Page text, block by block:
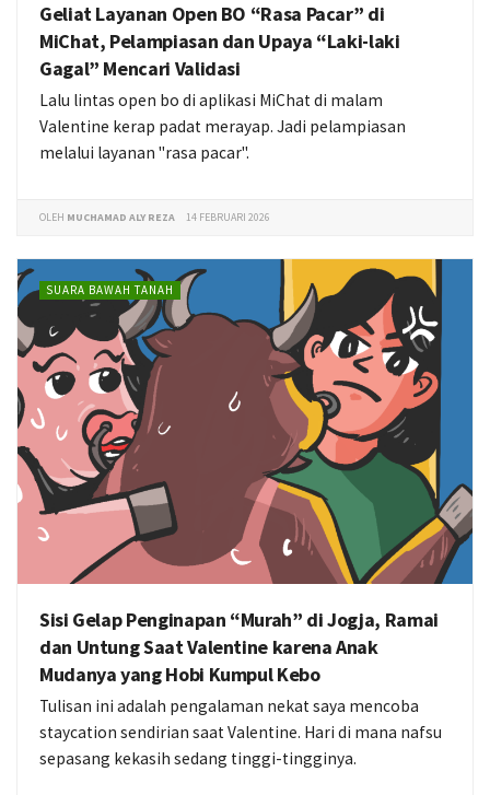
Geliat Layanan Open BO “Rasa Pacar” di
MiChat, Pelampiasan dan Upaya “Laki-laki
Gagal” Mencari Validasi
Lalu lintas open bo di aplikasi MiChat di malam
Valentine kerap padat merayap. Jadi pelampiasan
melalui layanan "rasa pacar".
OLEH MUCHAMAD ALY REZA 14 FEBRUARI 2026
SUARA BAWAH TANAH
Sisi Gelap Penginapan “Murah” di Jogja, Ramai
dan Untung Saat Valentine karena Anak
Mudanya yang Hobi Kumpul Kebo
Tulisan ini adalah pengalaman nekat saya mencoba
staycation sendirian saat Valentine. Hari di mana nafsu
sepasang kekasih sedang tinggi-tingginya.